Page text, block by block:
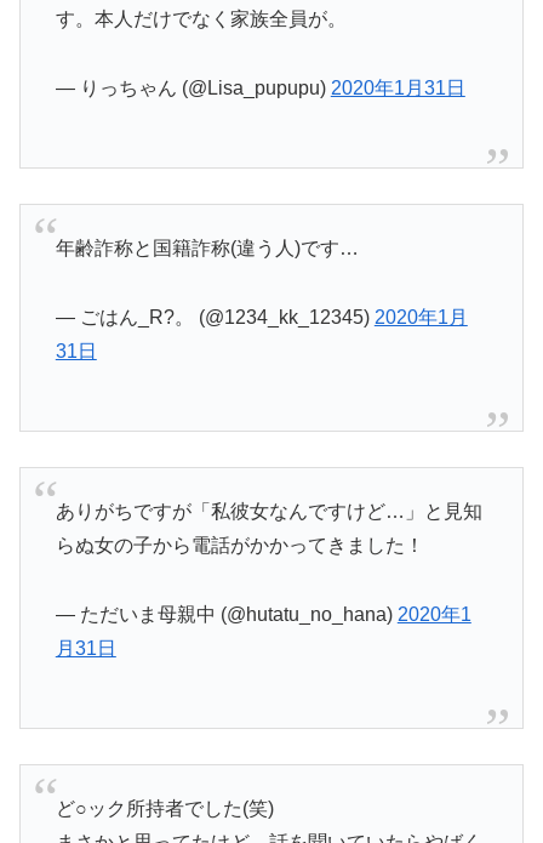
す。本人だけでなく家族全員が。
— りっちゃん (@Lisa_pupupu) 2020年1月31日
年齢詐称と国籍詐称(違う人)です…
— ごはん_R?。 (@1234_kk_12345) 2020年1月
31日
ありがちですが「私彼女なんですけど…」と見知
らぬ女の子から電話がかかってきました！
— ただいま母親中 (@hutatu_no_hana) 2020年1
月31日
ど○ック所持者でした(笑)